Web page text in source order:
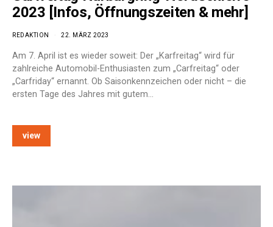
2023 [Infos, Öffnungszeiten & mehr]
REDAKTION 22. MÄRZ 2023
Am 7. April ist es wieder soweit: Der „Karfreitag“ wird für
zahlreiche Automobil-Enthusiasten zum „Carfreitag“ oder
„Carfriday“ ernannt. Ob Saisonkennzeichen oder nicht – die
ersten Tage des Jahres mit gutem…
view